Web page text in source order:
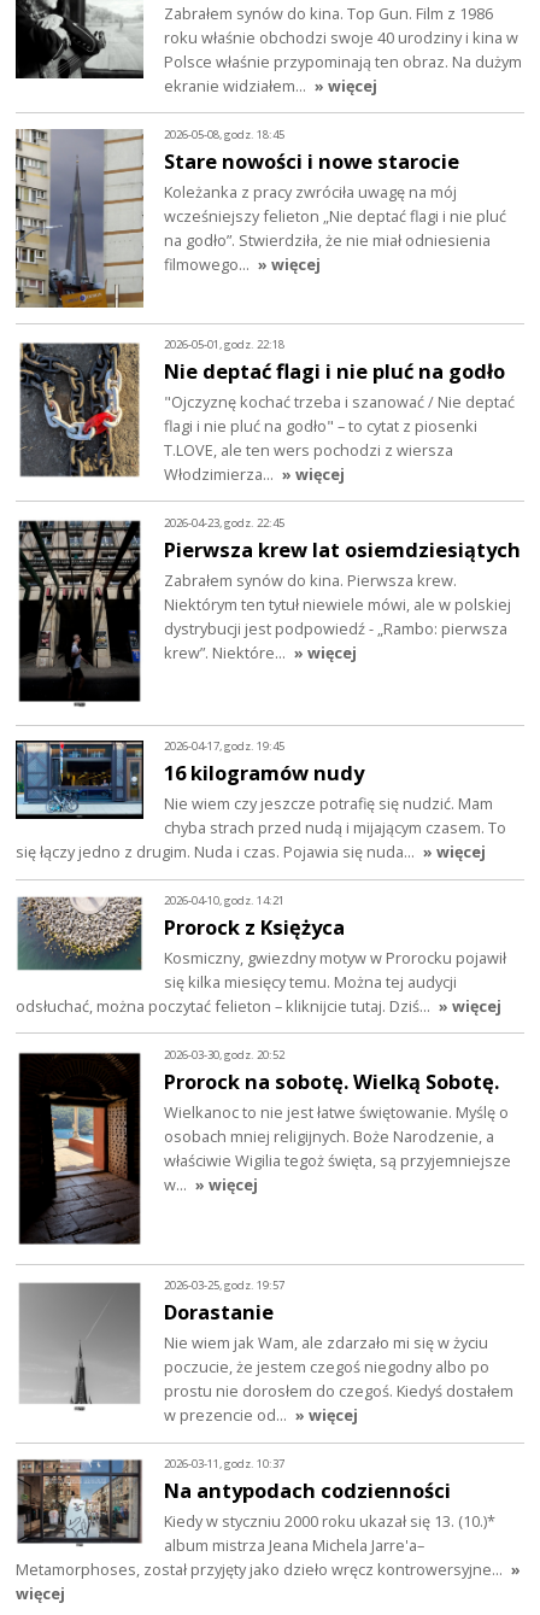
Zabrałem synów do kina. Top Gun. Film z 1986
roku właśnie obchodzi swoje 40 urodziny i kina w
Polsce właśnie przypominają ten obraz. Na dużym
ekranie widziałem… » więcej
2026-05-08, godz. 18:45
Stare nowości i nowe starocie
Koleżanka z pracy zwróciła uwagę na mój
wcześniejszy felieton „Nie deptać flagi i nie pluć
na godło”. Stwierdziła, że nie miał odniesienia
filmowego… » więcej
2026-05-01, godz. 22:18
Nie deptać flagi i nie pluć na godło
"Ojczyznę kochać trzeba i szanować / Nie deptać
flagi i nie pluć na godło" – to cytat z piosenki
T.LOVE, ale ten wers pochodzi z wiersza
Włodzimierza… » więcej
2026-04-23, godz. 22:45
Pierwsza krew lat osiemdziesiątych
Zabrałem synów do kina. Pierwsza krew.
Niektórym ten tytuł niewiele mówi, ale w polskiej
dystrybucji jest podpowiedź - „Rambo: pierwsza
krew”. Niektóre… » więcej
2026-04-17, godz. 19:45
16 kilogramów nudy
Nie wiem czy jeszcze potrafię się nudzić. Mam
chyba strach przed nudą i mijającym czasem. To
się łączy jedno z drugim. Nuda i czas. Pojawia się nuda… » więcej
2026-04-10, godz. 14:21
Prorock z Księżyca
Kosmiczny, gwiezdny motyw w Prorocku pojawił
się kilka miesięcy temu. Można tej audycji
odsłuchać, można poczytać felieton – kliknijcie tutaj. Dziś… » więcej
2026-03-30, godz. 20:52
Prorock na sobotę. Wielką Sobotę.
Wielkanoc to nie jest łatwe świętowanie. Myślę o
osobach mniej religijnych. Boże Narodzenie, a
właściwie Wigilia tegoż święta, są przyjemniejsze
w… » więcej
2026-03-25, godz. 19:57
Dorastanie
Nie wiem jak Wam, ale zdarzało mi się w życiu
poczucie, że jestem czegoś niegodny albo po
prostu nie dorosłem do czegoś. Kiedyś dostałem
w prezencie od… » więcej
2026-03-11, godz. 10:37
Na antypodach codzienności
Kiedy w styczniu 2000 roku ukazał się 13. (10.)*
album mistrza Jeana Michela Jarre'a–
Metamorphoses, został przyjęty jako dzieło wręcz kontrowersyjne… »
więcej